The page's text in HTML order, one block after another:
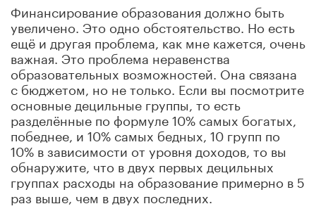
Финансирование образования должно быть
увеличено. Это одно обстоятельство. Но есть
ещё и другая проблема, как мне кажется, очень
важная. Это проблема неравенства
образовательных возможностей. Она связана
с бюджетом, но не только. Если вы посмотрите
основные децильные группы, то есть
разделённые по формуле 10% самых богатых,
победнее, и 10% самых бедных, 10 групп по
10% в зависимости от уровня доходов, то вы
обнаружите, что в двух первых децильных
группах расходы на образование примерно в 5
раз выше, чем в двух последних.